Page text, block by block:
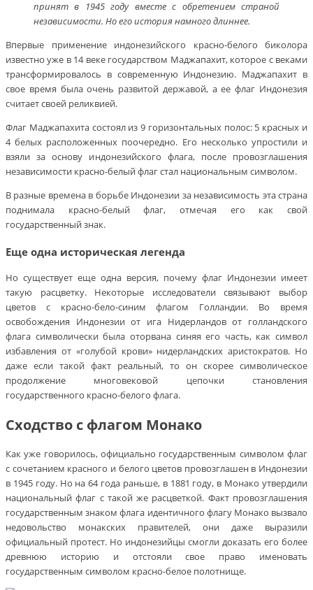
принят в 1945 году вместе с обретением страной
независимости. Но его история намного длиннее.
Впервые применение индонезийского красно-белого биколора
известно уже в 14 веке государством Маджапахит, которое с веками
трансформировалось в современную Индонезию. Маджапахит в
свое время была очень развитой державой, а ее флаг Индонезия
считает своей реликвией.
Флаг Маджапахита состоял из 9 горизонтальных полос: 5 красных и
4 белых расположенных поочередно. Его несколько упростили и
взяли за основу индонезийского флага, после провозглашения
независимости красно-белый флаг стал национальным символом.
В разные времена в борьбе Индонезии за независимость эта страна
поднимала красно-белый флаг, отмечая его как свой
государственный знак.
Еще одна историческая легенда
Но существует еще одна версия, почему флаг Индонезии имеет
такую расцветку. Некоторые исследователи связывают выбор
цветов с красно-бело-синим флагом Голландии. Во время
освобождения Индонезии от ига Нидерландов от голландского
флага символически была оторвана синяя его часть, как символ
избавления от «голубой крови» нидерландских аристократов. Но
даже если такой факт реальный, то он скорее символическое
продолжение многовековой цепочки становления
государственного красно-белого флага.
Сходство с флагом Монако
Как уже говорилось, официально государственным символом флаг
с сочетанием красного и белого цветов провозглашен в Индонезии
в 1945 году. Но на 64 года раньше, в 1881 году, в Монако утвердили
национальный флаг с такой же расцветкой. Факт провозглашения
государственным знаком флага идентичного флагу Монако вызвало
недовольство монакских правителей, они даже выразили
официальный протест. Но индонезийцы смогли доказать его более
древнюю историю и отстояли свое право именовать
государственным символом красно-белое полотнище.